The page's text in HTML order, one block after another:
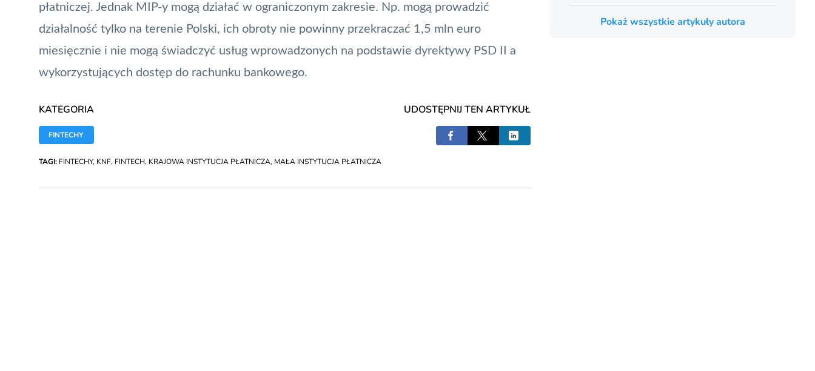
płatniczej. Jednak MIP-y mogą działać w ograniczonym zakresie. Np. mogą prowadzić
działalność tylko na terenie Polski, ich obroty nie powinny przekraczać 1,5 mln euro
miesięcznie i nie mogą świadczyć usług wprowadzonych na podstawie dyrektywy PSD II
a
wykorzystujących dostęp do rachunku bankowego.
KATEGORIA
FINTECHY
UDOSTĘPNIJ TEN ARTYKUŁ
TAGI: FINTECHY, KNF, FINTECH, KRAJOWA INSTYTUCJA PŁATNICZA, MAŁA INSTYTUCJA PŁATNICZA
Pokaż wszystkie artykuły autora